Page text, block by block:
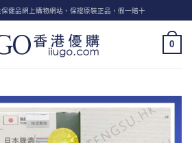
健品網上購物網站、保證原裝正品，假一賠十
0